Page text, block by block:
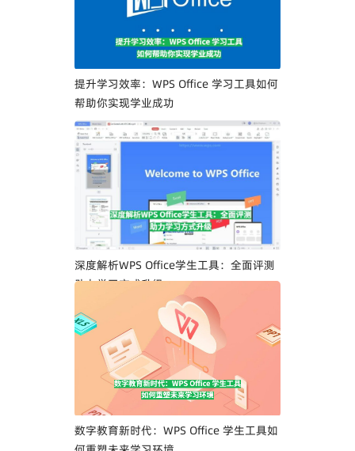
提升学习效率：WPS Office 学习工具如何
帮助你实现学业成功
深度解析WPS Office学生工具：全面评测
助力学习方式升级
数字教育新时代：WPS Office 学生工具如